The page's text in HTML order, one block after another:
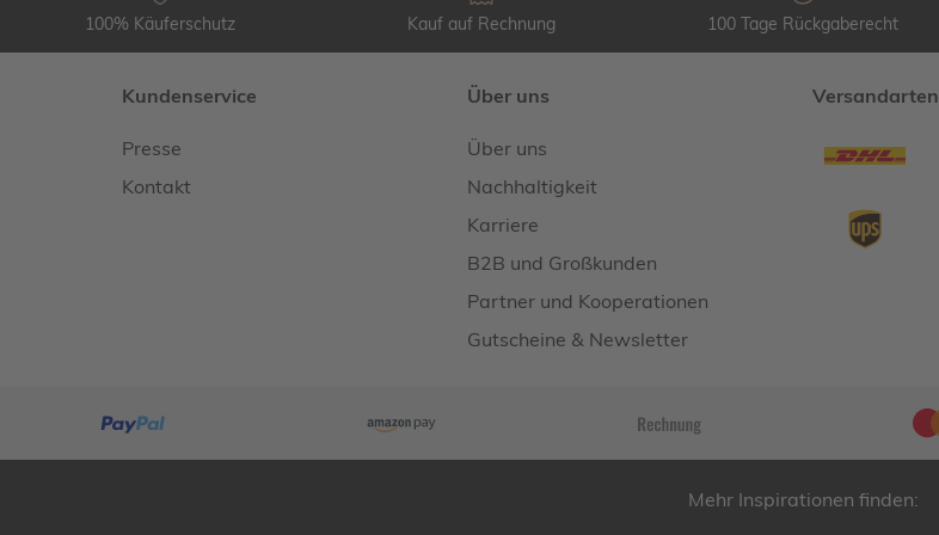
100% Käuferschutz Kauf auf Rechnung 100 Tage Rückgaberecht
Kundenservice
Presse
Kontakt
Über uns
Über uns
Nachhaltigkeit
Karriere
B2B und Großkunden
Partner und Kooperationen
Gutscheine & Newsletter
Versandarten
Mehr Inspirationen finden: